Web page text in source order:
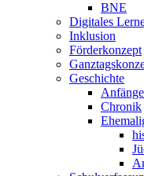
BNE
Digitales
Inklusion
Förderkonzept
Geschichte
Chronik